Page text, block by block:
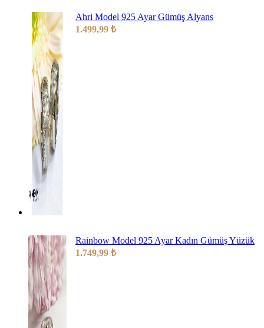
Ahri Model 925 Ayar Gümüş Alyans
1.499,99 ₺
Rainbow Model 925 Ayar Kadın Gümüş Yüzük
1.749,99 ₺